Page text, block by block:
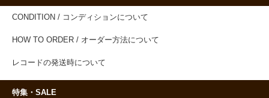
CONDITION / コンディションについて
HOW TO ORDER / オーダー方法について
レコードの発送時について
特集・SALE